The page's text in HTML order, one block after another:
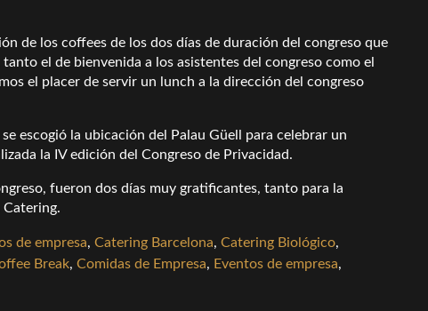
de los coffees de los dos días de duración del congreso que
el de bienvenida a los asistentes del congreso como el
el placer de servir un lunch a la dirección del congreso
escogió la ubicación del Palau Güell para celebrar un
la IV edición del Congreso de Privacidad.
fueron dos días muy gratificantes, tanto para la
de empresa, Catering Barcelona, Catering Biológico,
Break, Comidas de Empresa, Eventos de empresa,